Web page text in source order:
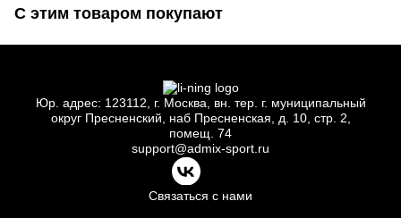
С этим товаром покупают
Юр. адрес: 123112, г. Москва, вн. тер. г. муниципальный
округ Пресненский, наб Пресненская, д.
10, стр. 2,
помещ. 74
support@admix-sport.ru
Связаться с нами